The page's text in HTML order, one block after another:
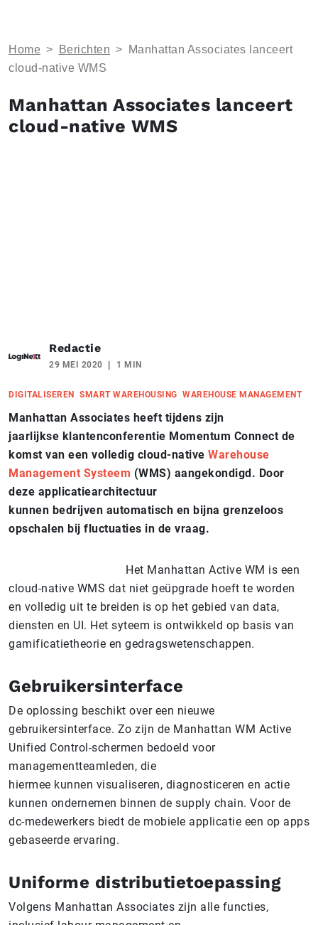
Home > Berichten >
Manhattan Associates lanceert
cloud-native WMS
Manhattan Associates lanceert
cloud-native WMS
Redactie
29 MEI 2020 1 MIN
DIGITALISEREN SMART WAREHOUSING WAREHOUSE MANAGEMENT
Manhattan Associates heeft tijdens zijn
jaarlijkse klantenconferentie Momentum Connect de
komst van een volledig cloud-native Warehouse
Management Systeem (WMS) aangekondigd. Door
deze applicatiearchitectuur
kunnen bedrijven automatisch en bijna grenzeloos
opschalen bij fluctuaties in de vraag.
Het Manhattan Active WM is een
cloud-native WMS dat niet geüpgrade hoeft te worden
en volledig uit te breiden is op het gebied van data,
diensten en UI. Het syteem is ontwikkeld op basis van
gamificatietheorie en gedragswetenschappen.
Gebruikersinterface
De oplossing beschikt over een nieuwe
gebruikersinterface. Zo zijn de Manhattan WM Active
Unified Control-schermen bedoeld voor
managementteamleden, die
hiermee kunnen visualiseren, diagnosticeren en actie
kunnen ondernemen binnen de supply chain. Voor de
dc-medewerkers biedt de mobiele applicatie een op apps
gebaseerde ervaring.
Uniforme distributietoepassing
Volgens Manhattan Associates zijn alle functies,